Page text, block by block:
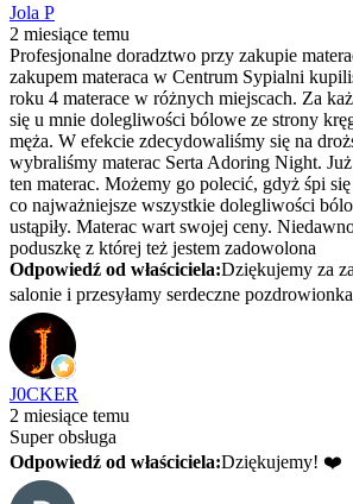
Jola P
2 miesiące temu
Profesjonalne doradztwo przy zakupie
zakupem materaca w Centrum Sypialni
roku 4 materace w różnych miejscach. Za
się u mnie dolegliwości bólowe ze strony
męża. W efekcie zdecydowaliśmy się na
wybraliśmy materac Serta Adoring Night.
ten materac. Możemy go polecić, gdyż śpi
co najważniejsze wszystkie dolegliwości
ustąpiły. Materac wart swojej ceny.
poduszkę z której też jestem zadowolona
Odpowiedź od właściciela:Dziękujemy za
salonie i przesyłamy serdeczne
J0CKER
2 miesiące temu
Super obsługa
Odpowiedź od właściciela:Dziękujemy! ❤️